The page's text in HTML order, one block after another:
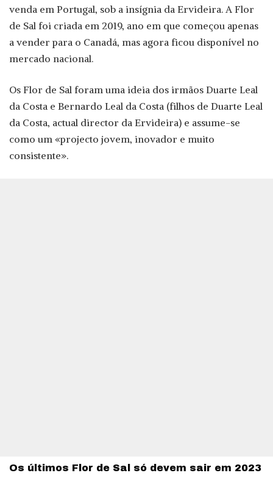
venda em Portugal, sob a insígnia da Ervideira. A Flor
de Sal foi criada em 2019, ano em que começou apenas
a vender para o Canadá, mas agora ficou disponível no
mercado nacional.
Os Flor de Sal foram uma ideia dos irmãos Duarte Leal
da Costa e Bernardo Leal da Costa (filhos de Duarte Leal
da Costa, actual director da Ervideira) e assume-se
como um «projecto jovem, inovador e muito
consistente».
Os últimos Flor de Sal só devem sair em 2023